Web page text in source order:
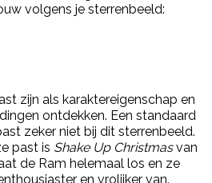
volgens je sterrenbeeld:
zijn als karaktereigenschap en
ontdekken. Een standaard
zeker niet bij dit sterrenbeeld.
past is Shake Up Christmasvan
de Ram helemaal los en ze
en vrolijker van.